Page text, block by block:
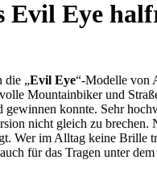
Evil Eye
die „Evil Eye“-Modelle von
Mountainbiker und
konnte. Sehr
nicht gleich zu brechen.
Wer im Alltag keine Brille
für das Tragen unter